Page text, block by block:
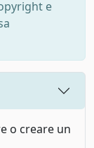
e
o creare un